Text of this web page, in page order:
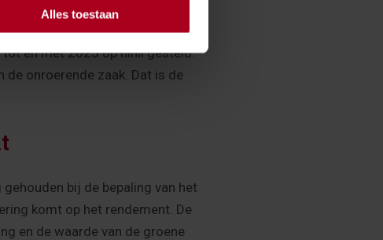
Alles toestaan
tot en met 2025 op nihil gesteld.
onroerende zaak. Dat is de
bij de bepaling van het
komt op het rendement. De
en de waarde van de groene